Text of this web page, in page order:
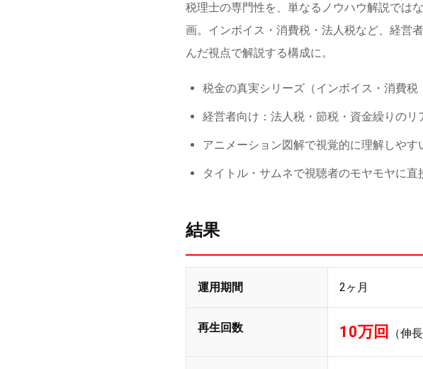
税理士の専門性を、単なるノウハウ解説ではな
画。インボイス・消費税・法人税など、経営
んだ視点で解説する構成に。
税金の真実シリーズ（インボイス・消費税
経営者向け：法人税・節税・資金繰りのリ
アニメーション図解で視覚的に理解しやす
タイトル・サムネで視聴者のモヤモヤに直
結果
運用期間 2ヶ月
再生回数 10万回 （伸